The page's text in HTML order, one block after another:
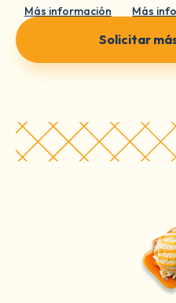
Más información Más
Solicitar